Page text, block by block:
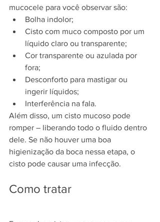
mucocele para você observar são:
Bolha indolor;
Cisto com muco composto por um
líquido claro ou transparente;
Cor transparente ou azulada por
fora;
Desconforto para mastigar ou
ingerir líquidos;
Interferência na fala.
Além disso, um cisto mucoso pode
romper – liberando todo o fluido dentro
dele. Se não houver uma boa
higienização da boca nessa etapa, o
cisto pode causar uma infecção.
Como tratar